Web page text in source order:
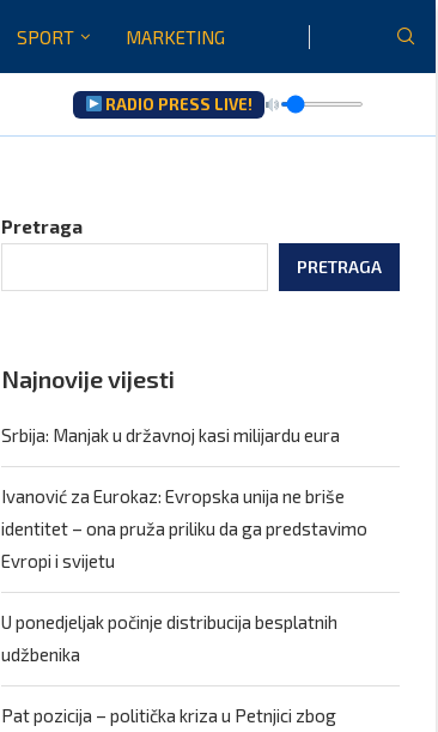
SPORT MARKETING
RADIO PRESS LIVE!
Pretraga
PRETRAGA
Najnovije vijesti
Srbija: Manjak u državnoj kasi milijardu eura
Ivanović za Eurokaz: Evropska unija ne briše
identitet – ona pruža priliku da ga predstavimo
Evropi i svijetu
U ponedjeljak počinje distribucija besplatnih
udžbenika
Pat pozicija – politička kriza u Petnjici zbog